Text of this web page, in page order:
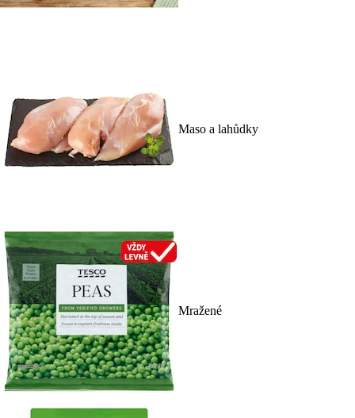
Maso a lahůdky
Mražené